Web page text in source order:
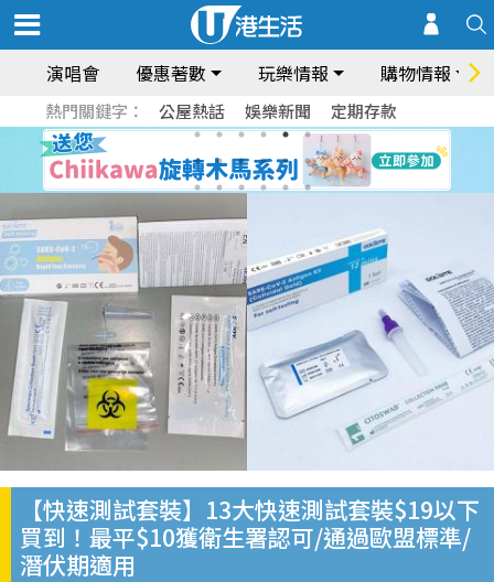
演唱會 優惠著數 玩樂情報 購物情報
熱門關鍵字： 公屋熱話 娛樂新聞 定期存款
【快速測試套裝】13大快速測試套裝$19以下
買到！最平$10獲衛生署認可/通過歐盟標準/
潛伏期適用